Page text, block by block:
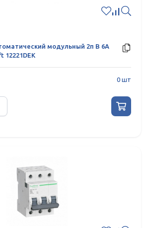
модульный 2п B 6А
12221DEK
0 шт